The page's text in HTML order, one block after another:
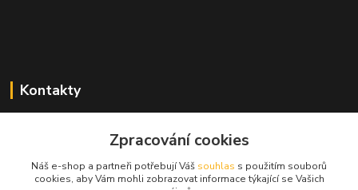
Kontakty
+420 724 134 431
prodej@alprim.cz
Zpracování cookies
Náš e-shop a partneři potřebují Váš souhlas s použitím souborů
cookies, aby Vám mohli zobrazovat informace týkající se Vašich